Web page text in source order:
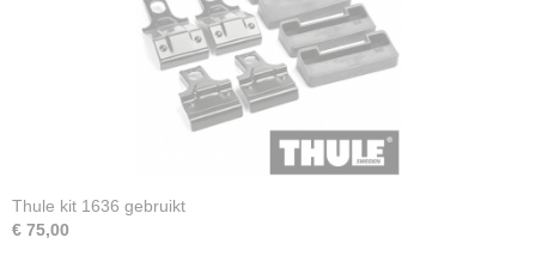
Thule kit 1636 gebruikt
€ 75,00